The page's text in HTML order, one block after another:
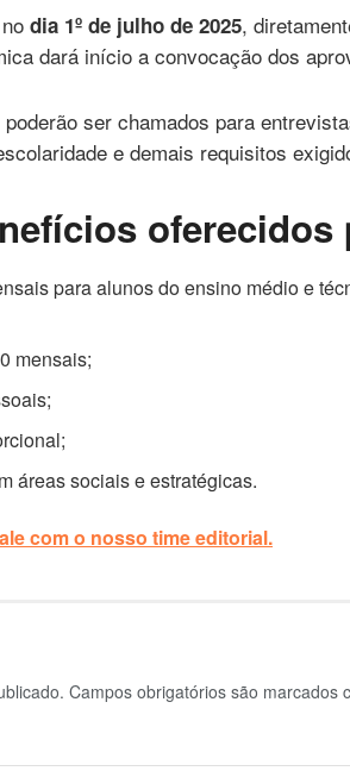
dia 1º de julho de 2025,
dará início a convocação dos
ser chamados para
e demais requisitos
oferecidos
para alunos do ensino médio e
mensais;
áreas sociais e estratégicas.
com o nosso time editorial.
Campos obrigatórios são marcados